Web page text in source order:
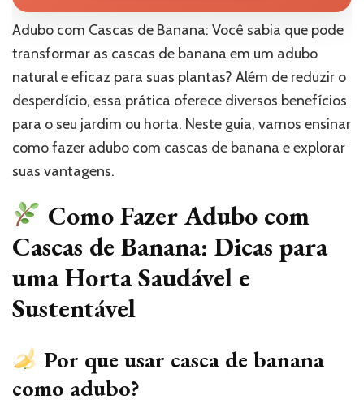
Adubo com Cascas de Banana: Você sabia que pode
transformar as cascas de banana em um adubo
natural e eficaz para suas plantas? Além de reduzir o
desperdício, essa prática oferece diversos benefícios
para o seu jardim ou horta. Neste guia, vamos ensinar
como fazer adubo com cascas de banana e explorar
suas vantagens.
Como Fazer Adubo com
Cascas de Banana: Dicas para
uma Horta Saudável e
Sustentável
Por que usar casca de banana
como adubo?